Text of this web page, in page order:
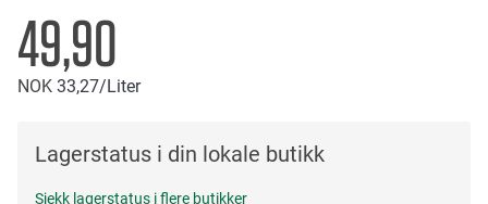
49,90
NOK 33 27/Liter
Lagerstatus i din lokale butikk
Sjekk lagerstatus i flere butikker
the
images
gallery